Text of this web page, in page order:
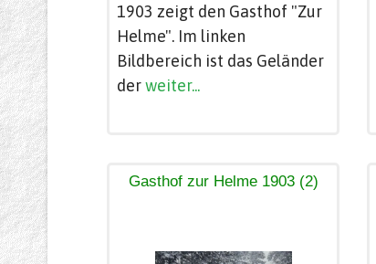
1903 zeigt den Gasthof "Zur
Helme". Im linken
Bildbereich ist das Geländer
derweiter...
Gasthof zur Helme 1903 (2)